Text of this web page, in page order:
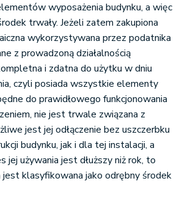
wyposażenia budynku, a więc
trwały. Jeżeli zatem zakupiona
wykorzystywana przez podatnika
z prowadzoną działalnością
i zdatna do użytku w dniu
czyli posiada wszystkie elementy
do prawidłowego funkcjonowania
nie jest trwale związana z
jest jej odłączenie bez uszczerbku
budynku, jak i dla tej instalacji, a
jej używania jest dłuższy niż rok, to
klasyfikowana jako odrębny środek